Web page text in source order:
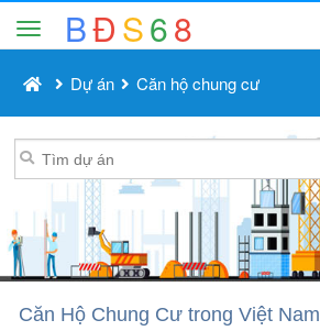
BĐS68
Dự án Căn hộ chung cư
Căn Hộ Chung Cư trong Việt Nam